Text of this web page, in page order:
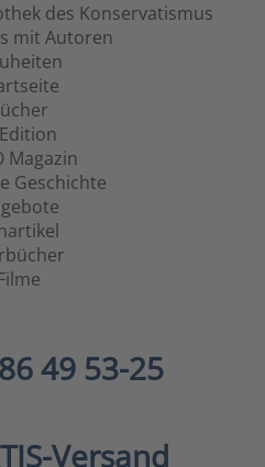
des Konservatismus
mit Autoren
Edition
Magazin
Geschichte
49 53-25
-Versand